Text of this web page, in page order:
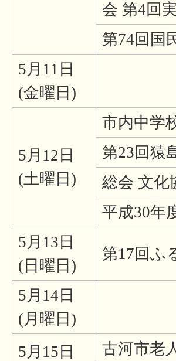
会 第4回
第74回国
5月11日
(金曜日)
5月12日
(土曜日)
市内中学
第23回猿
総会 文化
平成30年
5月13日
(日曜日)
第17回ふ
5月14日
(月曜日)
5月15日
古河市老